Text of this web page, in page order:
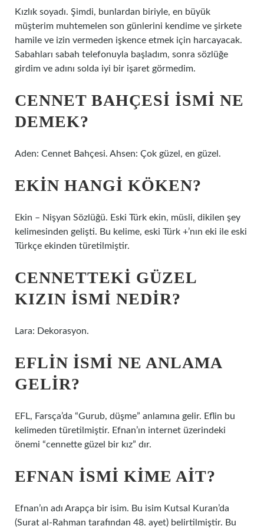
Kızlık soyadı. Şimdi, bunlardan biriyle, en büyük
müşterim muhtemelen son günlerini kendime ve şirkete
hamile ve izin vermeden işkence etmek için harcayacak.
Sabahları sabah telefonuyla başladım, sonra sözlüğe
girdim ve adını solda iyi bir işaret görmedim.
CENNET BAHÇESI ISMI NE
DEMEK?
Aden: Cennet Bahçesi. Ahsen: Çok güzel, en güzel.
EKIN HANGI KÖKEN?
Ekin – Nişyan Sözlüğü. Eski Türk ekin, müsli, dikilen şey
kelimesinden gelişti. Bu kelime, eski Türk +’nın eki ile eski
Türkçe ekinden türetilmiştir.
CENNETTEKI GÜZEL
KIZIN ISMI NEDIR?
Lara: Dekorasyon.
EFLIN ISMI NE ANLAMA
GELIR?
EFL, Farsça’da “Gurub, düşme” anlamına gelir. Eflin bu
kelimeden türetilmiştir. Efnan’ın internet üzerindeki
önemi “cennette güzel bir kız” dır.
EFNAN ISMI KIME AIT?
Efnan’ın adı Arapça bir isim. Bu isim Kutsal Kuran’da
(Surat al-Rahman tarafından 48. ayet) belirtilmiştir. Bu